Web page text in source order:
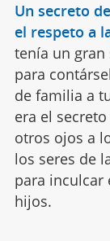
Un secreto
el respeto a
tenía un gran
para
de familia a
era el
otros ojos a
los seres de
para inculcar
hijos.